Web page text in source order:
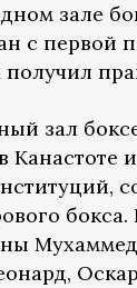
зале
с первой
получил
зал
Канастоте
бокса.